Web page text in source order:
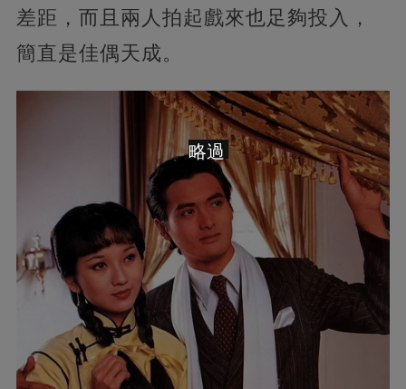
差距，而且兩人拍起戲來也足夠投入，
簡直是佳偶天成。
略過